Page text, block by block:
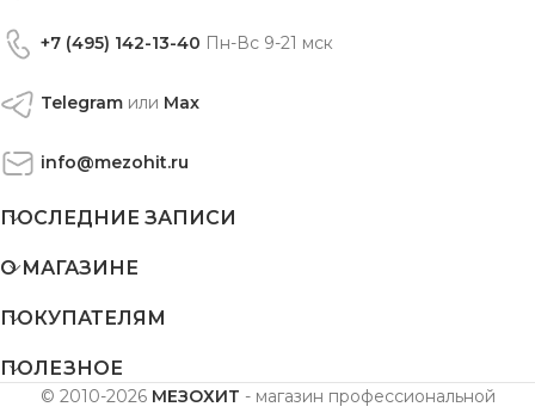
+7 (495) 142-13-40 Пн-Вс 9-21 мск
Telegram или Max
info@mezohit.ru
ПОСЛЕДНИЕ ЗАПИСИ
О МАГАЗИНЕ
ПОКУПАТЕЛЯМ
ПОЛЕЗНОЕ
© 2010-2026 МЕЗОХИТ - магазин профессиональной